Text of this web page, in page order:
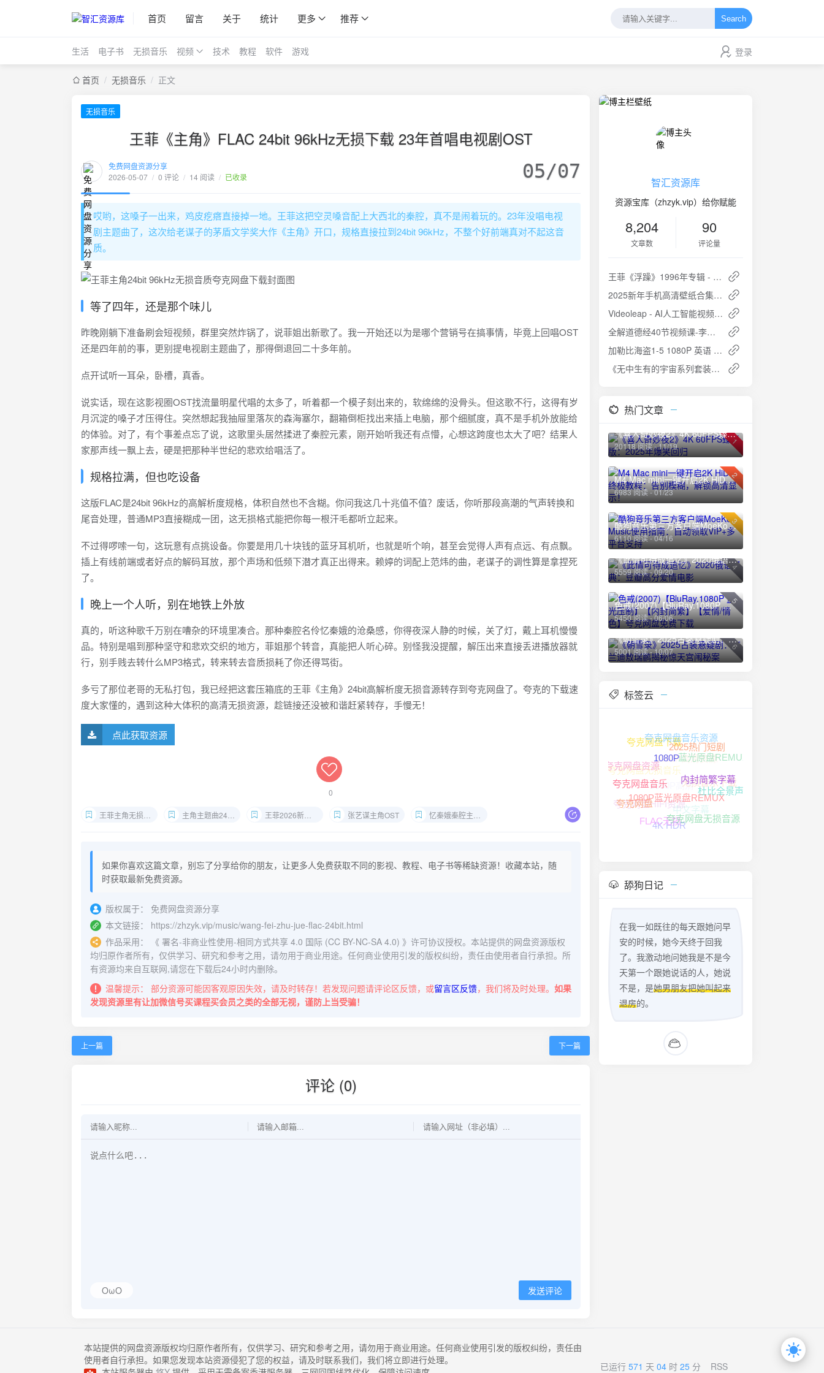
首页 留言 关于 统计 更多 推荐 Search
生活 电子书 无损音乐 视频 技术 教程 软件 游戏 登录
首页 / 无损音乐 / 正文
无损音乐
王菲《主角》FLAC 24bit 96kHz无损下载 23年首唱电视剧OST
免费网盘资源分享
2026-05-07 / 0 评论 / 14 阅读 / 已收录 05/07
哎哟，这嗓子一出来，鸡皮疙瘩直接掉一地。王菲这把空灵嗓音配上大西北的秦腔，真不是闹着玩的。23年没唱电视
剧主题曲了，这次给老谋子的茅盾文学奖大作《主角》开口，规格直接拉到24bit 96kHz，不整个好前端真对不起这音
质。
等了四年，还是那个味儿
昨晚刚躺下准备刷会短视频，群里突然炸锅了，说菲姐出新歌了。我一开始还以为是哪个营销号在搞事情，毕竟上回唱OST
还是四年前的事，更别提电视剧主题曲了，那得倒退回二十多年前。
点开试听一耳朵，卧槽，真香。
说实话，现在这影视圈OST找流量明星代唱的太多了，听着都一个模子刻出来的，软绵绵的没骨头。但这歌不行，这得有岁
月沉淀的嗓子才压得住。突然想起我抽屉里落灰的森海塞尔，翻箱倒柜找出来插上电脑，那个细腻度，真不是手机外放能给
的体验。对了，有个事差点忘了说，这歌里头居然揉进了秦腔元素，刚开始听我还有点懵，心想这跨度也太大了吧？结果人
家那声线一飘上去，硬是把那种半世纪的悲欢给唱活了。
规格拉满，但也吃设备
这版FLAC是24bit 96kHz的高解析度规格，体积自然也不含糊。你问我这几十兆值不值？废话，你听那段高潮的气声转换和
尾音处理，普通MP3直接糊成一团，这无损格式能把你每一根汗毛都听立起来。
不过得啰嗦一句，这玩意有点挑设备。你要是用几十块钱的蓝牙耳机听，也就是听个响，甚至会觉得人声有点远、有点飘。
插上有线前端或者好点的解码耳放，那个声场和低频下潜才真正出得来。赖婷的词配上范炜的曲，老谋子的调性算是拿捏死
了。
晚上一个人听，别在地铁上外放
真的，听这种歌千万别在嘈杂的环境里凑合。那种秦腔名伶忆秦娥的沧桑感，你得夜深人静的时候，关了灯，戴上耳机慢慢
品。特别是唱到那种坚守和悲欢交织的地方，菲姐那个转音，真能把人听心碎。别怪我没提醒，解压出来直接丢进播放器就
行，别手贱去转什么MP3格式，转来转去音质损耗了你还得骂街。
多亏了那位老哥的无私打包，我已经把这套压箱底的王菲《主角》24bit高解析度无损音源转存到夸克网盘了。夸克的下载速
度大家懂的，遇到这种大体积的高清无损资源，趁链接还没被和谐赶紧转存，手慢无！
点此获取资源
0
王菲主角无损下载 主角主题曲24bit 王菲2026新歌FLAC 张艺谋主角OST 忆秦娥秦腔主题曲
如果你喜欢这篇文章，别忘了分享给你的朋友，让更多人免费获取不同的影视、教程、电子书等稀缺资源！收藏本站，随
时获取最新免费资源。
版权属于：
免费网盘资源分享
本文链接：
https://zhzyk.vip/music/wang-fei-zhu-jue-flac-24bit.html
作品采用：
《 署名-非商业性使用-相同方式共享 4.0 国际 (CC BY-NC-SA 4.0) 》许可协议授权。本站提供的网盘资源版权
均归原作者所有，仅供学习、研究和参考之用，请勿用于商业用途。任何商业使用引发的版权纠纷，责任由使用者自行承担。所
有资源均来自互联网,请您在下载后24小时内删除。
温馨提示：
部分资源可能因客观原因失效，请及时转存！若发现问题请评论区反馈，或留言区反馈，我们将及时处理。 如果
发现资源里有让加微信号买课程买会员之类的全部无视，谨防上当受骗！
上一篇 下一篇
评论 (0)
OωO 发送评论
智汇资源库
资源宝库（zhzyk.vip）给你赋能
8,204
文章数
90
评论量
王菲《浮躁》1996年专辑 - 先锋音乐与诗意的完美结合
2025新年手机高清壁纸合集：40款祥瑞主题锁屏与主屏设计一键收藏
Videoleap - AI人工智能视频编辑器 v1.33.0：专业视频编辑利器
全解道德经40节视频课-李清泉：深入领悟道家智慧
加勒比海盗1-5 1080P 英语 中英双字
《无中生有的宇宙系列套装》[10册]
热门文章
1
《喜人奇妙夜2》4K 60FPS臻彩版：2025年爆笑回归
20118 阅读 - 11/19
2
M4 Mac mini一键开启2K HiDPI终极教程：告别模糊，解锁高清显示！
6983 阅读 - 01/23
3
酷狗音乐第三方客户端MoeKoe Music使用指南：自动领取VIP+多平台支持
6110 阅读 - 04/16
4
《此情可待成追忆》2020俄语经典：豆瓣高分爱情电影
5559 阅读 - 09/20
5
色戒(2007)【BluRay.1080P 蓝光压制】【内封简繁】【爱情/情色】夸克网盘免费下载
5450 阅读 - 06/06
6
《朝雪录》2025古装悬疑剧：李兰迪敖瑞鹏揭秘惊天宫闱秘案
5001 阅读 - 10/07
标签云
夸克网盘无损音乐
夸克网盘资源
夸克网盘下载
夸克网盘音乐资源
1080P高清资源
1080P高清
夸克网盘HIFI资源
夸克网盘
夸克网盘音乐
1080P
2025热门短剧
蓝光原盘REMUX
无损音乐下载
中文字幕
4K HDR
FLAC无损
1080P蓝光原盘REMUX
内封简繁字幕
杜比全景声
夸克网盘无损音源
舔狗日记
在我一如既往的每天跟她问早
安的时候，她今天终于回我
了。我激动地问她我是不是今
天第一个跟她说话的人，她说
不是，是她男朋友把她叫起来
退房的。
本站提供的网盘资源版权均归原作者所有，仅供学习、研究和参考之用，请勿用于商业用途。任何商业使用引发的版权纠纷，责任由
使用者自行承担。如果您发现本站资源侵犯了您的权益，请及时联系我们，我们将立即进行处理。
已运行571 天04 时25 分
RSS